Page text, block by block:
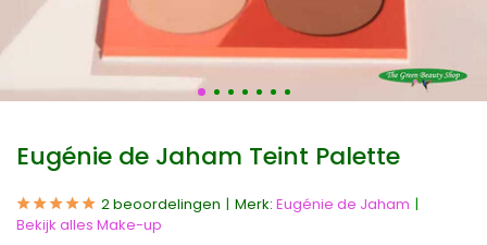
Eugénie de Jaham Teint Palette
2 beoordelingen Merk: Eugénie de Jaham
Bekijk alles Make-up